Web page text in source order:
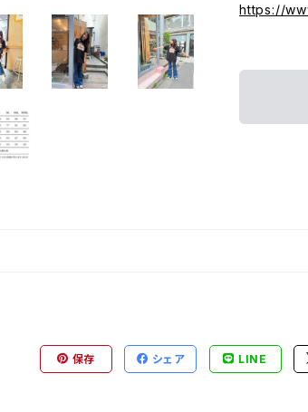
https://
保存 シェア LINE